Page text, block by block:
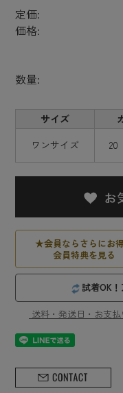
定価:
価格:
数量:
サイズ
ワンサイズ
20
★会員ならさらにお得
会員特典を見る
試着OK
送料・発送日・お支